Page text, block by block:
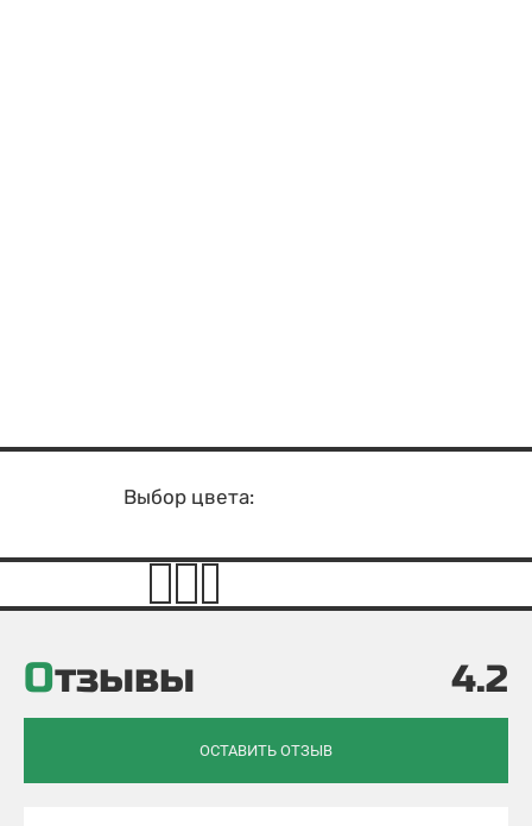
Выбор цвета:
Отзывы 4.2
ОСТАВИТЬ ОТЗЫВ